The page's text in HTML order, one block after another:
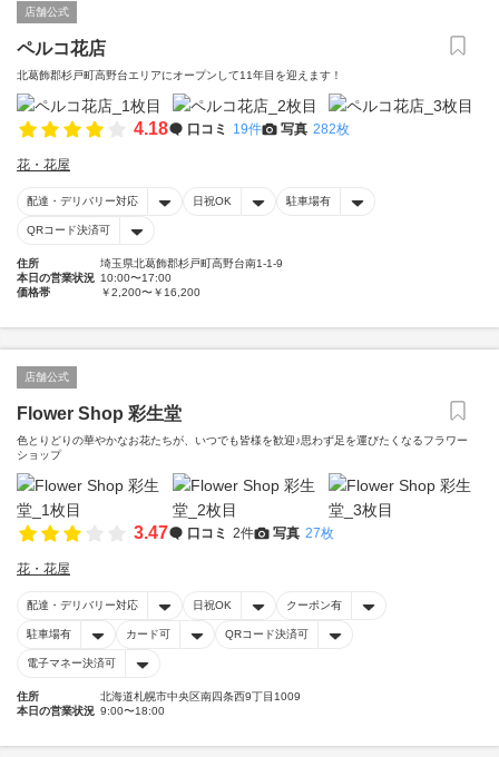
店舗公式
ペルコ花店
北葛飾郡杉戸町高野台エリアにオープンして11年目を迎えます！
4.18 口コミ 19件 写真 282枚
花・花屋
配達・デリバリー対応 日祝OK 駐車場有
QRコード決済可
住所
埼玉県北葛飾郡杉戸町高野台南1-1-9
本日の営業状況 10:00〜17:00
価格帯
￥2,200〜￥16,200
店舗公式
Flower Shop 彩生堂
色とりどりの華やかなお花たちが、いつでも皆様を歓迎♪思わず足を運びたくなるフラワー
ショップ
3.47 口コミ 2件 写真 27枚
花・花屋
配達・デリバリー対応 日祝OK クーポン有
駐車場有 カード可 QRコード決済可
電子マネー決済可
住所
北海道札幌市中央区南四条西9丁目1009
本日の営業状況 9:00〜18:00